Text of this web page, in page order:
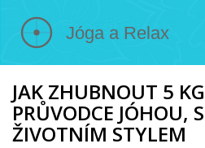
JAK ZHUBNOUT 5
PRŮVODCE JÓHOU,
ŽIVOTNÍM STYLEM